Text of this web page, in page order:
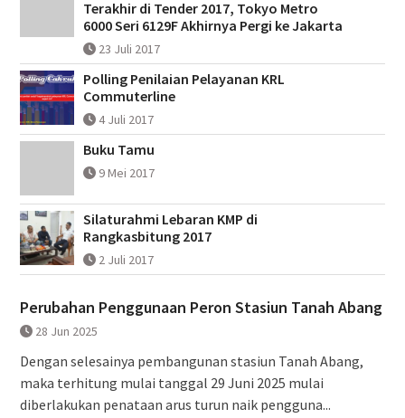
Terakhir di Tender 2017, Tokyo Metro
6000 Seri 6129F Akhirnya Pergi ke Jakarta
23 Juli 2017
Polling Penilaian Pelayanan KRL
Commuterline
4 Juli 2017
Buku Tamu
9 Mei 2017
Silaturahmi Lebaran KMP di
Rangkasbitung 2017
2 Juli 2017
Perubahan Penggunaan Peron Stasiun Tanah Abang
28 Jun 2025
Dengan selesainya pembangunan stasiun Tanah Abang,
maka terhitung mulai tanggal 29 Juni 2025 mulai
diberlakukan penataan arus turun naik pengguna...